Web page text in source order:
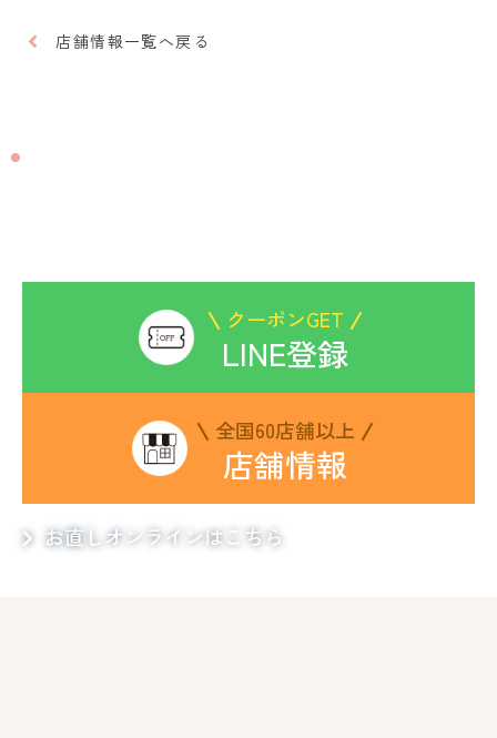
店舗情報一覧へ戻る
クーポンGET
LINE登録
全国60店舗以上
店舗情報
お直しオンラインはこちら